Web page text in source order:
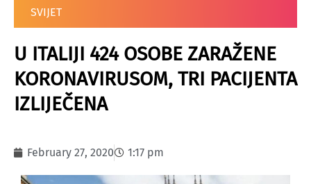
SVIJET
U ITALIJI 424 OSOBE ZARAŽENE
KORONAVIRUSOM, TRI PACIJENTA
IZLIJEČENA
February 27, 2020 1:17 pm